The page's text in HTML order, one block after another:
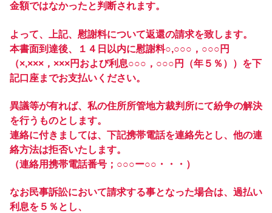
金額ではなかったと判断されます。
よって、上記、慰謝料について返還の請求を致します。
本書面到達後、１４日以内に慰謝料○,○○○，○○○円
（×,×××，×××円および利息○○○，○○○円（年５％））を下
記口座までお支払いください。
異議等が有れば、私の住所所管地方裁判所にて紛争の解決
を行うものとします。
連絡に付きましては、下記携帯電話を連絡先とし、他の連
絡方法は拒否いたします。
（連絡用携帯電話番号；○○○ー○○・・・）
なお民事訴訟において請求する事となった場合は、過払い
利息を５％とし、